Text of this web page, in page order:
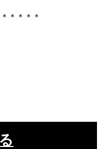
＊＊＊＊